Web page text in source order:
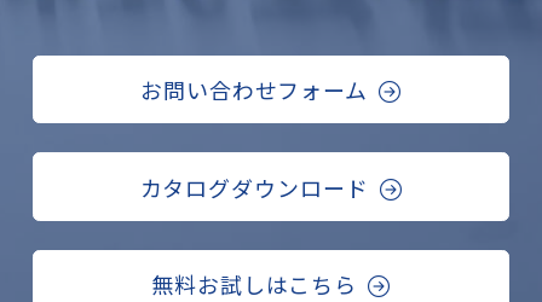
お問い合わせフォーム
カタログダウンロード
無料お試しはこちら